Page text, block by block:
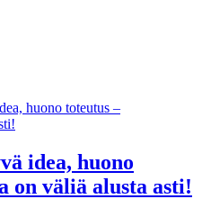
idea, huono
on väliä alusta asti!